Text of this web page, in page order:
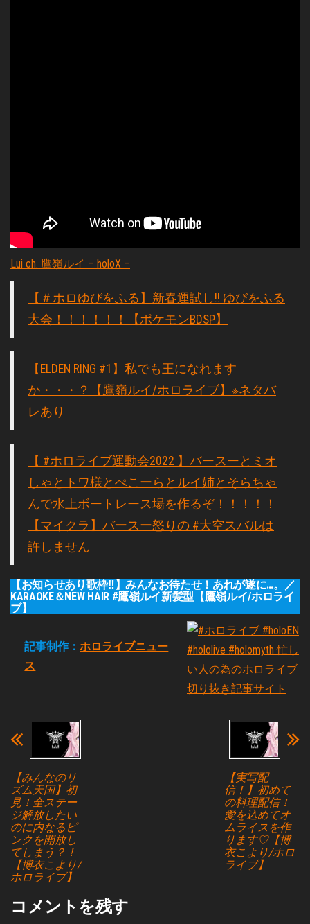
Lui ch. 鷹嶺ルイ – holoX –
【＃ホロゆびをふる】新春運試し!! ゆびをふる
大会！！！！！！【ポケモンBDSP】
【ELDEN RING #1】私でも王になれます
か・・・？【鷹嶺ルイ/ホロライブ】※ネタバ
レあり
【 #ホロライブ運動会2022 】バースーとミオ
しゃとトワ様とぺこーらとルイ姉とそらちゃ
んで水上ボートレース場を作るぞ！！！！！
【マイクラ】バースー怒りの #大空スバルは
許しません
【お知らせあり歌枠‼】みんなお待たせ！あれが遂に…。／
KARAOKE＆NEW HAIR #鷹嶺ルイ新髪型【鷹嶺ルイ/ホロライ
ブ】
記事制作：ホロライブニュー
ス
【みんなのリ
ズム天国】初
見！全ステー
ジ解放したい
のに内なるピ
ンクを開放し
てしまう？！
【博衣こより/
ホロライブ】
【実写配
信！】初めて
の料理配信！
愛を込めてオ
ムライスを作
ります♡【博
衣こより/ホロ
ライブ】
コメントを残す